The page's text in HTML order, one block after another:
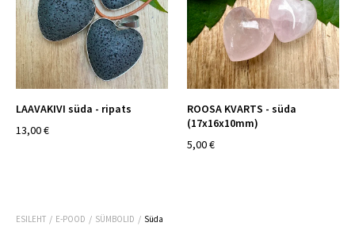
LAAVAKIVI süda - ripats
13,00 €
ROOSA KVARTS - süda
(17x16x10mm)
5,00 €
ESILEHT / E-POOD / SÜMBOLID / Süda